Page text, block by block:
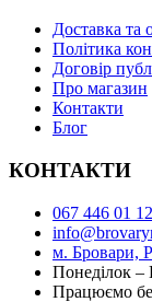
Доставка та
Політика
Договір
Про магазин
Контакти
Блог
КОНТАКТИ
067 446 01 12
м. Бровари,
Понеділок –
Працюємо